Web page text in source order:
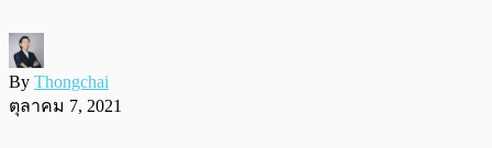
By Thongchai
ตุลาคม 7, 2021